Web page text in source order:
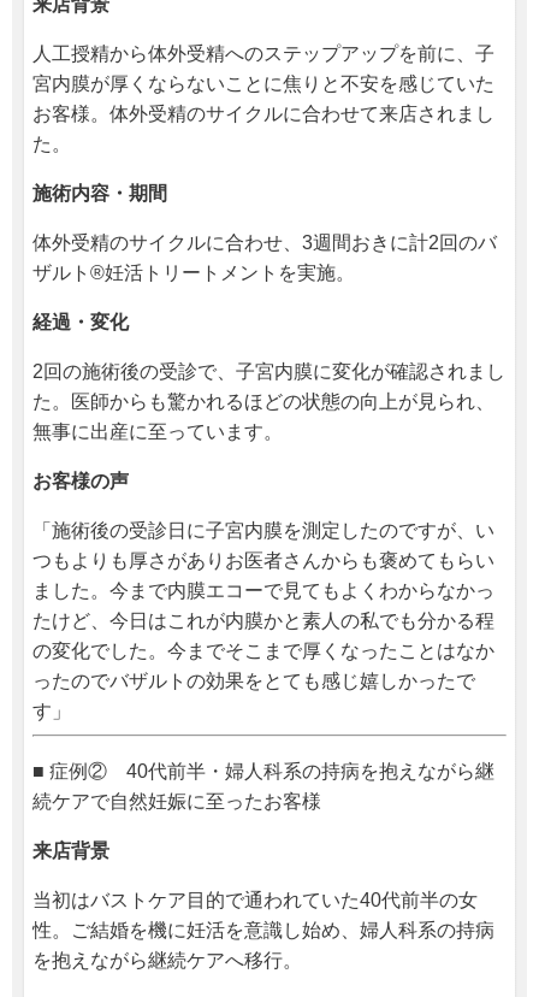
人工授精から体外受精へのステップアップを前に、子
宮内膜が厚くならないことに焦りと不安を感じていた
お客様。体外受精のサイクルに合わせて来店されまし
た。
施術内容・期間
体外受精のサイクルに合わせ、3週間おきに計2回のバ
ザルト®妊活トリートメントを実施。
経過・変化
2回の施術後の受診で、子宮内膜に変化が確認されまし
た。医師からも驚かれるほどの状態の向上が見られ、
無事に出産に至っています。
お客様の声
「施術後の受診日に子宮内膜を測定したのですが、い
つもよりも厚さがありお医者さんからも褒めてもらい
ました。今まで内膜エコーで見てもよくわからなかっ
たけど、今日はこれが内膜かと素人の私でも分かる程
の変化でした。今までそこまで厚くなったことはなか
ったのでバザルトの効果をとても感じ嬉しかったで
す」
■ 症例② 40代前半・婦人科系の持病を抱えながら継
続ケアで自然妊娠に至ったお客様
来店背景
当初はバストケア目的で通われていた40代前半の女
性。ご結婚を機に妊活を意識し始め、婦人科系の持病
を抱えながら継続ケアへ移行。